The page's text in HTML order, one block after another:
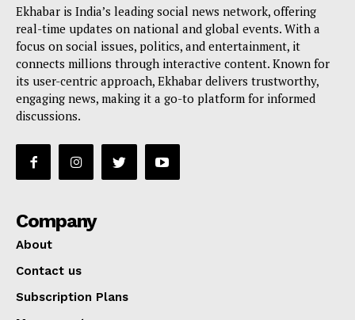
Ekhabar is India’s leading social news network, offering
real-time updates on national and global events. With a
focus on social issues, politics, and entertainment, it
connects millions through interactive content. Known for
its user-centric approach, Ekhabar delivers trustworthy,
engaging news, making it a go-to platform for informed
discussions.
Company
About
Contact us
Subscription Plans